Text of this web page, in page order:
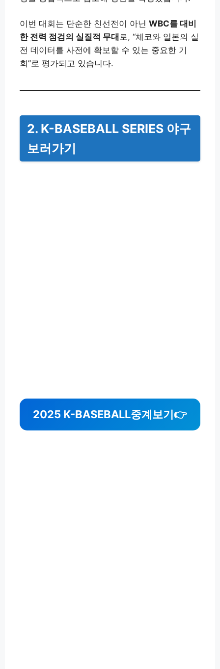
이번 대회는 단순한 친선전이 아닌 WBC를 대비
한 전력 점검의 실질적 무대 로, “체코와 일본의 실
전 데이터를 사전에 확보할 수 있는 중요한 기
회”로 평가되고 있습니다.
2. K-BASEBALL SERIES 야구
보러가기
2025 K-BASEBALL중계보기👉